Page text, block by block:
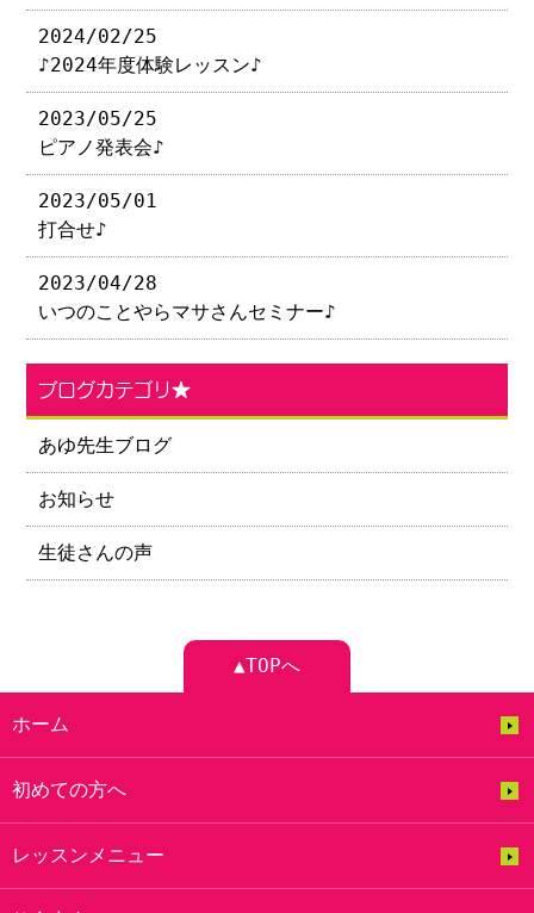
2024/02/25
♪2024年度体験レッスン♪
2023/05/25
ピアノ発表会♪
2023/05/01
打合せ♪
2023/04/28
いつのことやらマサさんセミナー♪
ブログカテゴリ★
あゆ先生ブログ
お知らせ
生徒さんの声
▲TOPへ
ホーム
初めての方へ
レッスンメニュー